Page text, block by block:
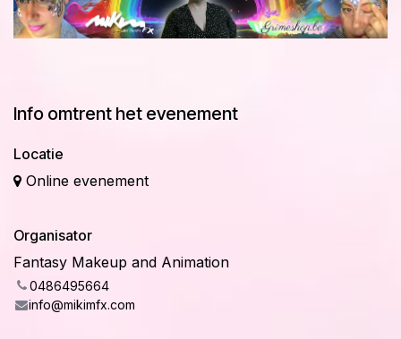
Info omtrent het evenement
Locatie
Online evenement
Organisator
Fantasy Makeup and Animation
0486495664
info@mikimfx.com